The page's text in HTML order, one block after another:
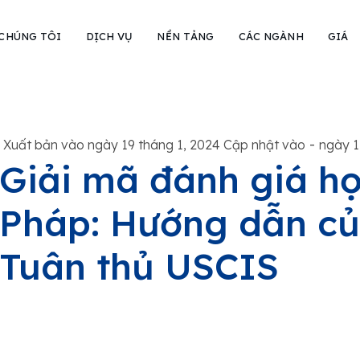
TÔI DỊCH VỤ NỀN TẢNG CÁC NGÀNH GIÁ
Xuất bản vào ngày 19 tháng 1, 2024 Cập nhật vào - ngày
mã đánh giá
Hướng dẫn
thủ USCIS